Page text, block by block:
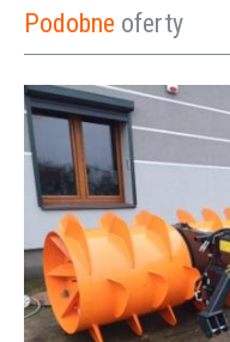
Podobne oferty